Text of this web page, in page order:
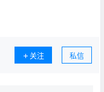
关注 私信